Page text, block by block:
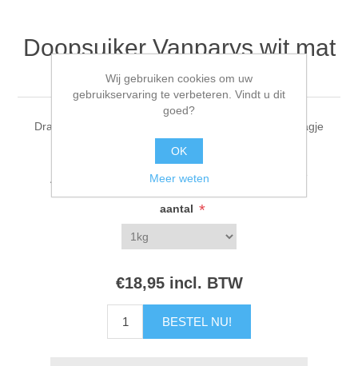
Doopsuiker Vanparys wit mat
1 kg
Dragee pure chocolade (55%) omhuld met een fijn laagje
Artikelnummer voorraad referentie:
aantal *
€18,95 incl. BTW
Wij gebruiken cookies om uw
gebruikservaring te verbeteren. Vindt u dit
goed?
OK
Meer weten